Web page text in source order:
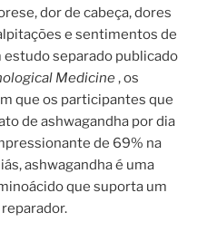
dor de cabeça, dores
e sentimentos de
separado publicado
Medicine, os
que os participantes que
de ashwagandha por dia
de 69% na
ashwagandha é uma
que suporta um